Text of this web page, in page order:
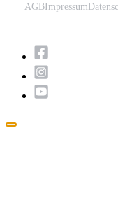
AGBImpressum
Popup